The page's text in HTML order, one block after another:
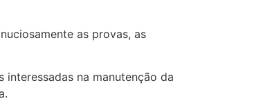
as provas, as
na manutenção da